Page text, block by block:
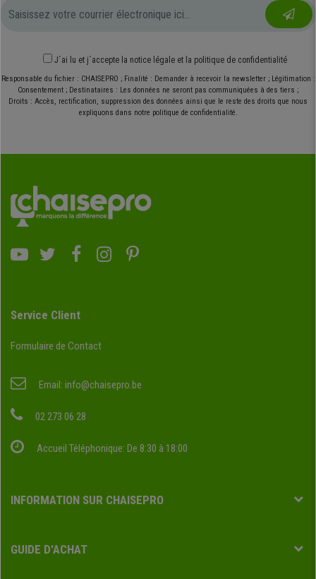
J´ai lu et j´accepte la notice légale et la politique de confidentialité
Responsable du fichier : CHAISEPRO ; Finalité : Demander à recevoir la newsletter ; Légitimation :
Consentement ; Destinataires : Les données ne seront pas communiquées à des tiers ;
Droits : Accès, rectification, suppression des données ainsi que le reste des droits que nous
expliquons dans notre politique de confidentialité.
Service Client
Formulaire de Contact
Email: info@chaisepro.be
02 273 06 28
Accueil Téléphonique: De 8:30 à 18:00
INFORMATION SUR CHAISEPRO
GUIDE D'ACHAT